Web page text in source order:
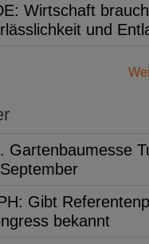
Wirtschaft
und
Gartenbaumesse
Gibt
bekannt